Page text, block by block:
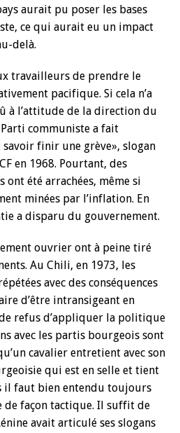
aurait pu poser les bases
ce qui aurait eu un impact
delà.
travailleurs de prendre le
pacifique. Si cela n’a
à l’attitude de la direction du
communiste a fait
finir une grève», slogan
en 1968. Pourtant, des
ont été arrachées, même si
minées par l’inflation. En
a disparu du gouvernement.
ouvrier ont à peine tiré
Au Chili, en 1973, les
avec des conséquences
d’être intransigeant en
refus d’appliquer la politique
avec les partis bourgeois sont
cavalier entretient avec son
qui est en selle et tient
il faut bien entendu toujours
façon tactique. Il suffit de
avait articulé ses slogans